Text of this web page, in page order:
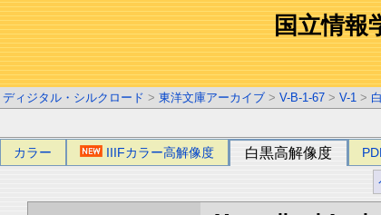
国立情報
ディジタル・シルクロード > 東洋文庫アーカイブ > V-B-1-67 > V-1 >
カラー IIIFカラー高解像度 白黒高解像度